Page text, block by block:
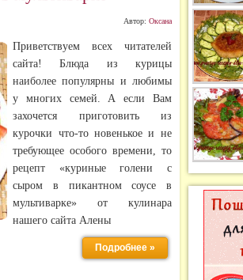
Автор: Оксана
Приветствуем всех читателей
сайта! Блюда из курицы
наиболее популярны и любимы
у многих семей. А если Вам
захочется приготовить из
курочки что-то новенькое и не
требующее особого времени, то
рецепт «куриные голени с
сыром в пикантном соусе в
мультиварке» от кулинара
нашего сайта Алены
Подробнее »